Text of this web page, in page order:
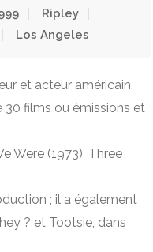
Ripley
Los Angeles
et acteur américain.
30 films ou émissions et
Were (1973), Three
; il a également
? et Tootsie, dans